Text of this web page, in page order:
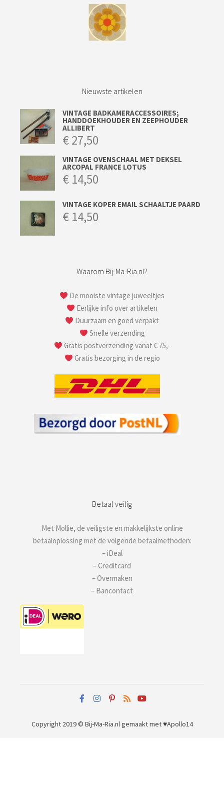
Nieuwste artikelen
VINTAGE BADKAMERACCESSOIRES;
HANDDOEKHOUDER EN ZEEPHOUDER
ALLIBERT
€27,50
VINTAGE OVENSCHAAL MET DEKSEL
ARCOPAL FRANCE LOTUS
€ 14,50
VINTAGE KOPER EMAIL SCHAALTJE PAARD
€ 14,50
Waarom Bij-Ma-Ria.nl?
De mooiste vintage juweeltjes
Eerlijke info over artikelen
Duurzaam en goed verpakt
Snelle verzending
Gratis postverzending vanaf € 75,-
Gratis bezorging in de regio
Betaal veilig
Met Mollie, de veiligste en makkelijkste online
betaaloplossing met de volgende betaalmethoden:
– iDeal
– Creditcard
– Overmaken
– Bancontact
Copyright 2019 © Bij-Ma-Ria.nlgemaakt met ♥Apollo14